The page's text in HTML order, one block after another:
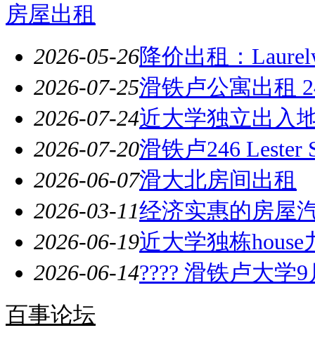
房屋出租
2026-05-26降价出租：
2026-07-25滑铁卢公寓出租
2026-07-24近大学独立出入
2026-07-20滑铁卢246
2026-06-07滑大北房间出租
2026-03-11经济实惠的房屋
2026-06-19近大学独栋
2026-06-14???? 滑铁卢大学
百事论坛